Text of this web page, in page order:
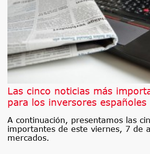
Las cinco noticias más
para los inversores españoles
A continuación, presentamos las
importantes de este viernes, 7 de
mercados.